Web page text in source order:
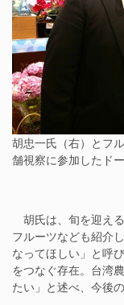
胡忠一氏（右）とフ
舗視察に参加したド
胡氏は、旬を迎え
フルーツなども紹介
なってほしい」と呼
をつなぐ存在。台湾
たい」と述べ、今後